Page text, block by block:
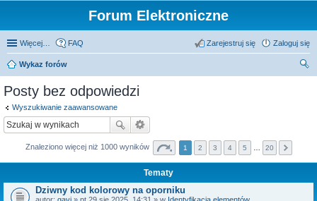
Forum Elektroniczne
Więcej… FAQ Zaloguj się
Zarejestruj się
Wykaz forów
Posty bez odpowiedzi
Wyszukiwanie zaawansowane
Znaleziono więcej niż 1000 wyników 1 2 3 4 5 20
Tematy
Dziwny kod kolorowy na oporniku
autor: gavi » pt 29 sie 2025, 14:31 » w Identyfikacja elementów